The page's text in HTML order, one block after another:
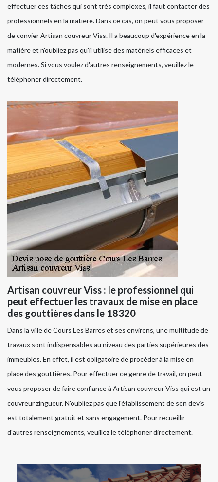
effectuer ces tâches qui sont très complexes, il faut contacter des
professionnels en la matière. Dans ce cas, on peut vous proposer
de convier Artisan couvreur Viss. Il a beaucoup d'expérience en la
matière et n'oubliez pas qu'il utilise des matériels efficaces et
modernes. Si vous voulez d'autres renseignements, veuillez le
téléphoner directement.
Artisan couvreur Viss : le professionnel qui
peut effectuer les travaux de mise en place
des gouttières dans le 18320
Dans la ville de Cours Les Barres et ses environs, une multitude de
travaux sont indispensables au niveau des parties supérieures des
immeubles. En effet, il est obligatoire de procéder à la mise en
place des gouttières. Pour effectuer ce genre de travail, on peut
vous proposer de faire confiance à Artisan couvreur Viss qui est un
couvreur zingueur. N'oubliez pas que l'établissement de son devis
est totalement gratuit et sans engagement. Pour recueillir
d'autres renseignements, veuillez le téléphoner directement.